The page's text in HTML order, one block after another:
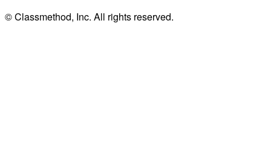
© Classmethod, Inc. All rights reserved.